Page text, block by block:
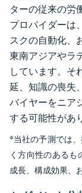
ターの従来の労
プロバイダーは
スクの自動化、
東南アジアやラ
しています。そ
延、知識の喪失
バイヤーをニア
する可能性があ
*当社の予測では
く方向性のあるも
成長、構成効果、